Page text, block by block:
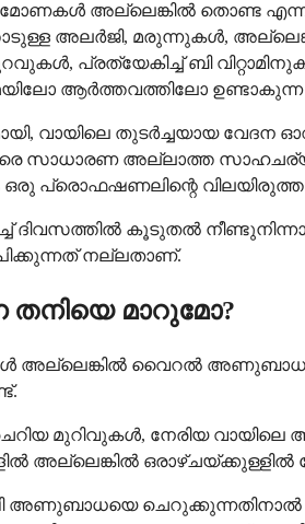
അല്ലെങ്കിൽ തൊണ്ട
അലർജി, മരുന്നുകൾ,
പ്രത്യേകിച്ച് ബി
ആർത്തവത്തിലോ
വായിലെ തുടർച്ചയായ
സാധാരണ അല്ലാത്ത
പ്രൊഫഷണലിന്റെ
ദിവസത്തിൽ കൂടുതൽ
നല്ലതാണ്.
തനിയെ മാറുമോ?
അല്ലെങ്കിൽ വൈറൽ
മുറിവുകൾ, നേരിയ
അല്ലെങ്കിൽ
അണുബാധയെ ചെറുക്കുന്നതിനാൽ